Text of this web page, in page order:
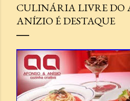
CULINÁRIA LIVRE DO
ANÍZIO É DESTAQUE